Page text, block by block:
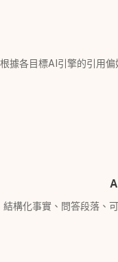
根據各目標AI引擎的引用
結構化事實、問答段落、